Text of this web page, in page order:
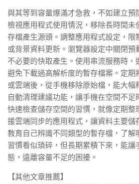
與其等到容量爆滿才急救，不如建立預
檢視應用程式使用情況，移除長時間未
存檔產生源頭。調整應用程式設定，限
或背景資料更新。瀏覽器設定中關閉預
不必要的快取產生。使用串流服務時，
避免下載過高解析度的暫存檔案。定期
或雲端後，從手機移除原始檔，能大幅
自動清理建議功能，讓手機在空間不足
快速檢查儲存空間的習慣，就像定期整
援雲端同步的應用程式，讓資料主要儲
教育自己辨識不同類型的暫存檔，了解
習慣看似瑣碎，但長期累積下來，能讓
態，遠離容量不足的困擾。
【其他文章推薦】